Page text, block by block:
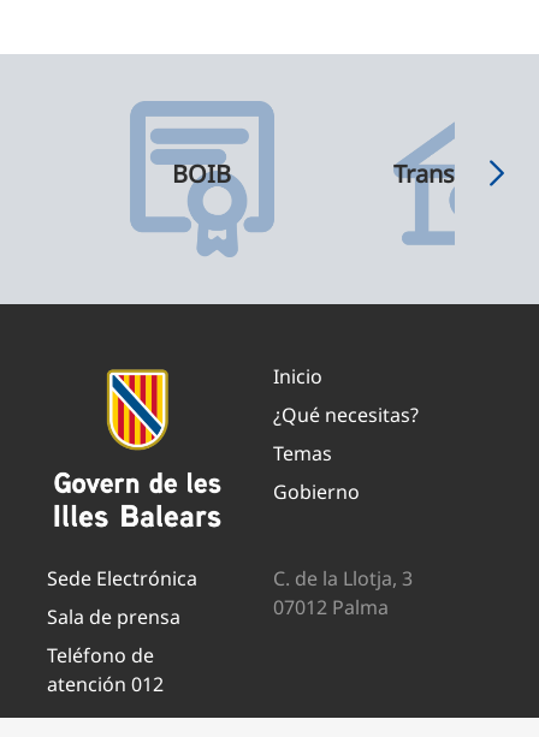
BOIB
Inicio
¿Qué necesitas?
Temas
Gobierno
Sede Electrónica
Sala de prensa
Teléfono de
atención 012
C. de la Llotja, 3
07012 Palma